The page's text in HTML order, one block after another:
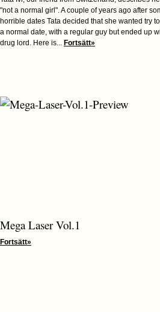
"not a normal girl". A couple of years ago after
horrible dates Tata decided that she wanted try
a normal date, with a regular guy but ended up
drug lord. Here is... Fortsätt»
Mega Laser Vol.1
Fortsätt»